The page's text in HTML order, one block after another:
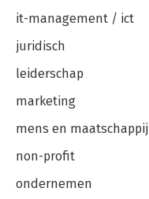
it-management / ict
juridisch
leiderschap
marketing
mens en maatschappij
non-profit
ondernemen